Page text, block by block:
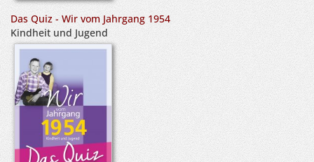
Das Quiz - Wir vom Jahrgang 1954
Kindheit und Jugend